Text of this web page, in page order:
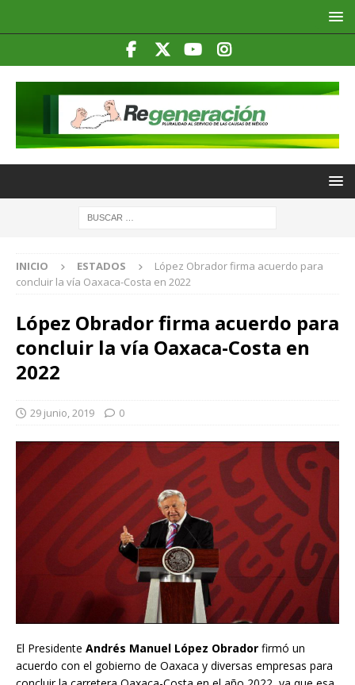
INICIO ESTADOS
López Obrador firma acuerdo para
concluir la vía Oaxaca-Costa en 2022
López Obrador firma acuerdo para
concluir la vía Oaxaca-Costa en
2022
29 junio, 2019 0
El Presidente Andrés Manuel López Obrador firmó un
acuerdo con el gobierno de Oaxaca y diversas empresas para